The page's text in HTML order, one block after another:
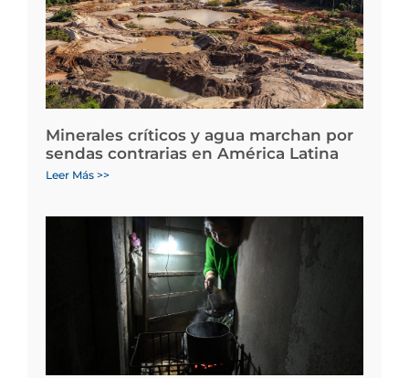
Minerales críticos y agua marchan por
sendas contrarias en América Latina
Leer Más >>